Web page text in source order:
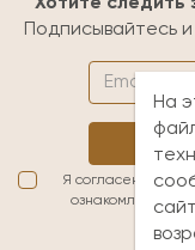
Подписывайтесь
Я согласен(а) с
ознакомлен(а) с
На